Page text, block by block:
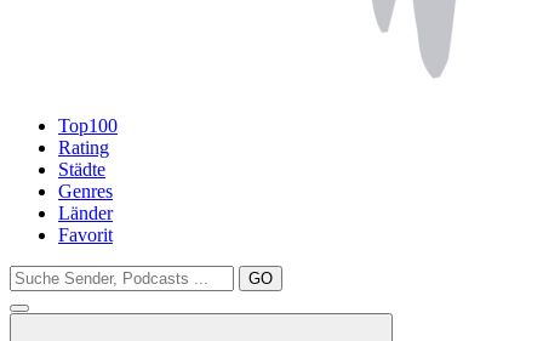
Top100
Rating
Städte
Genres
Länder
Favorit
GO